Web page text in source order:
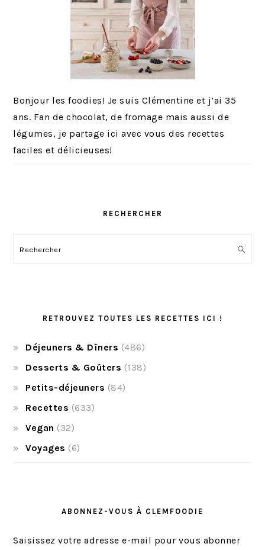
Bonjour les foodies! Je suis Clémentine et j’ai 35
ans. Fan de chocolat, de fromage mais aussi de
légumes, je partage ici avec vous des recettes
faciles et délicieuses!
RECHERCHER
Rechercher
RETROUVEZ TOUTES LES RECETTES ICI !
Déjeuners & Dîners (486)
Desserts & Goûters (138)
Petits-déjeuners (84)
Recettes (633)
Vegan (32)
Voyages (6)
ABONNEZ-VOUS À CLEMFOODIE
Saisissez votre adresse e-mail pour vous abonner